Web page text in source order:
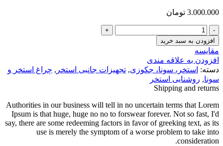
3.000.000 تومان
چراغ
وال
واشر
ضدآب
آرک
مدل
36RW
افزودن به سبد خرید
مقایسه
افزودن به علاقه مندی
دسته: استخر، سونا، جکوزی, تجهیزات جانبی استخر , چراغ استخر و
سونا, روشنایی استخر
Shipping and returns
Authorities in our business will tell in no uncertain terms that Lorem
Ipsum is that huge, huge no no to forswear forever. Not so fast, I'd
say, there are some redeeming factors in favor of greeking text, as its
use is merely the symptom of a worse problem to take into
consideration.